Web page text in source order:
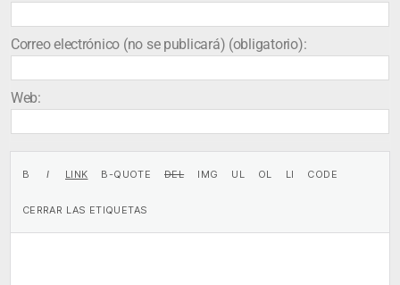
Correo electrónico (no se publicará) (obligatorio):
Web: